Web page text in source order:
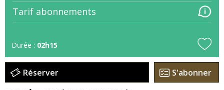
Tarif abonnements
Durée : 02h15
Réserver S'abonner